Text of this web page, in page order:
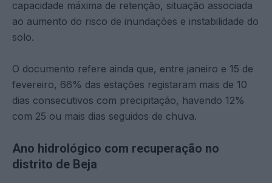
capacidade máxima de retenção, situação associada
ao aumento do risco de inundações e instabilidade do
solo.
O documento refere ainda que, entre janeiro e 15 de
fevereiro, 66% das estações registaram mais de 10
dias consecutivos com precipitação, havendo 12%
com 25 ou mais dias seguidos de chuva.
Ano hidrológico com recuperação no
distrito de Beja